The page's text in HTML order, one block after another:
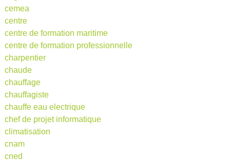
cemea
centre
centre de formation maritime
centre de formation professionnelle
charpentier
chaude
chauffage
chauffagiste
chauffe eau electrique
chef de projet informatique
climatisation
cnam
cned